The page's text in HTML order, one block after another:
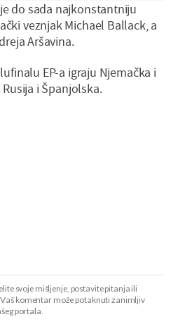
do sada najkonstantniju
veznjak Michael Ballack, a
Aršavina.
EP-a igraju Njemačka i
i Španjolska.
svoje mišljenje, postavite pitanja ili
komentar može potaknuti zanimljiv
portala.